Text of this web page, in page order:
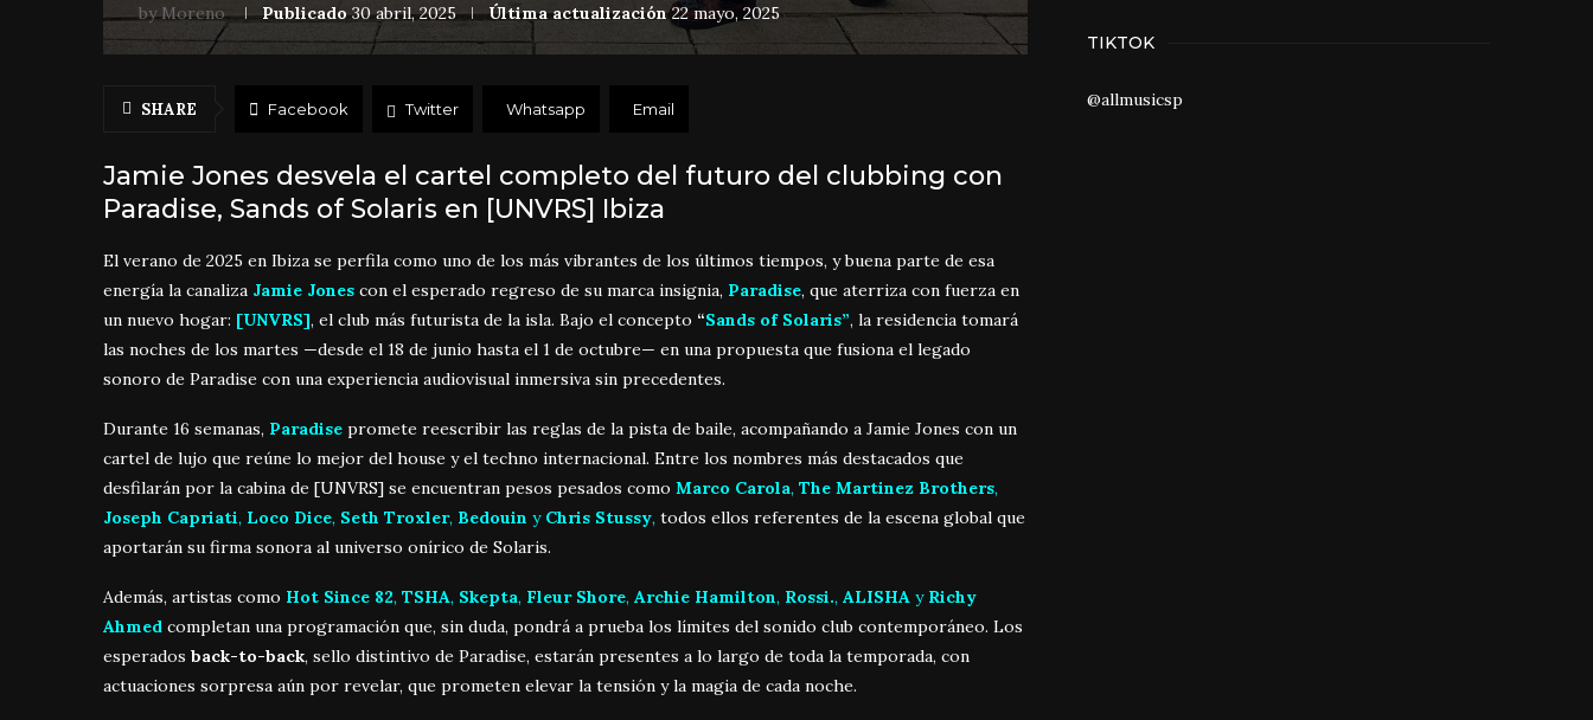
byMoreno Publicado 30 abril, 2025 Última actualización 22 mayo, 2025
SHARE Facebook Twitter Whatsapp Email
Jamie Jones desvela el cartel completo del futuro del clubbing con
Paradise, Sands of Solaris en [UNVRS] Ibiza
El verano de 2025 en Ibiza se perfila como uno de los más vibrantes de los últimos tiempos, y buena parte de esa
energía la canaliza Jamie Jones con el esperado regreso de su marca insignia, Paradise, que aterriza con fuerza en
un nuevo hogar: [UNVRS], el club más futurista de la isla. Bajo el concepto “Sands of Solaris”, la residencia tomará
las noches de los martes —desde el 18 de junio hasta el 1 de octubre— en una propuesta que fusiona el legado
sonoro de Paradise con una experiencia audiovisual inmersiva sin precedentes.
Durante 16 semanas, Paradise promete reescribir las reglas de la pista de baile, acompañando a Jamie Jones con un
cartel de lujo que reúne lo mejor del house y el techno internacional. Entre los nombres más destacados que
desfilarán por la cabina de [UNVRS] se encuentran pesos pesados como Marco Carola, The Martinez Brothers,
Joseph Capriati, Loco Dice, Seth Troxler, Bedouin y Chris Stussy, todos ellos referentes de la escena global que
aportarán su firma sonora al universo onírico de Solaris.
Además, artistas como Hot Since 82, TSHA, Skepta, Fleur Shore, Archie Hamilton, Rossi., ALISHA y Richy
Ahmed completan una programación que, sin duda, pondrá a prueba los límites del sonido club contemporáneo. Los
esperados back-to-back, sello distintivo de Paradise, estarán presentes a lo largo de toda la temporada, con
actuaciones sorpresa aún por revelar, que prometen elevar la tensión y la magia de cada noche.
TIKTOK
@allmusicsp